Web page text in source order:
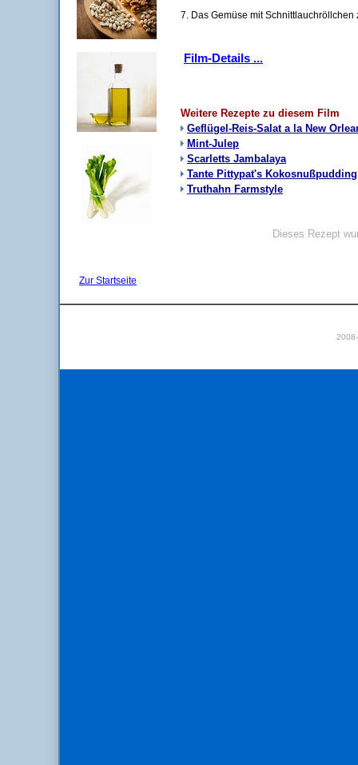
7. Das Gemüse mit Schnittlauchröllchen
Film-Details ...
Weitere Rezepte zu diesem Film
Geflügel-Reis-Salat a la New
Mint-Julep
Scarletts Jambalaya
Tante Pittypat's Kokosnußpudding
Truthahn Farmstyle
Dieses Rezept
Zur Startseite